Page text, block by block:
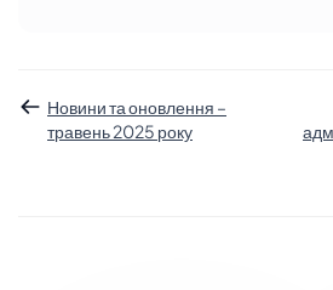
Новини та оновлення –
травень 2025 року